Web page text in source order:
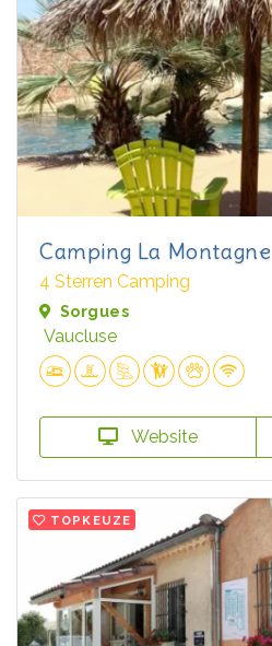
Camping La Montagne
4 Sterren Camping
Sorgues
Vaucluse
Website
TOPKEUZE